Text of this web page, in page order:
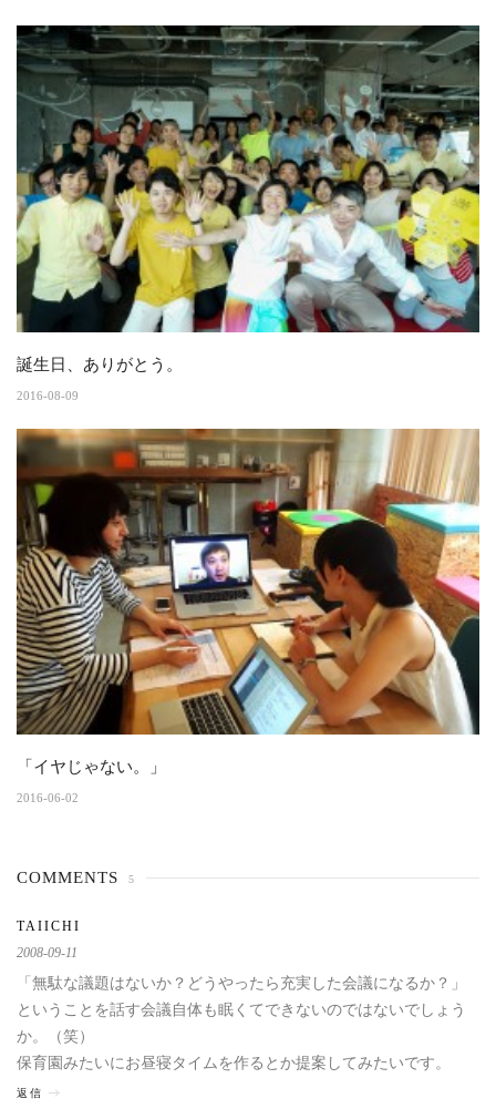
誕生日、ありがとう。
2016-08-09
「イヤじゃない。」
2016-06-02
COMMENTS 5
TAIICHI
2008-09-11
「無駄な議題はないか？どうやったら充実した会議になるか？」
ということを話す会議自体も眠くてできないのではないでしょう
か。（笑）
保育園みたいにお昼寝タイムを作るとか提案してみたいです。
返信